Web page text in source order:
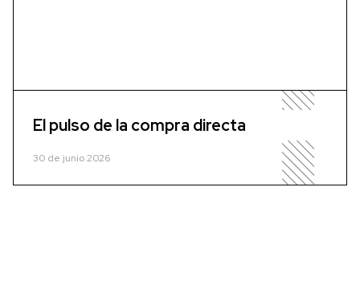
El pulso de la compra directa
30 de junio 2026